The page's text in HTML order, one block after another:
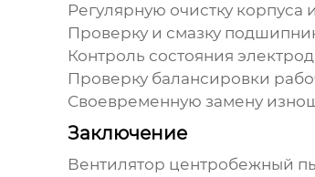
Регулярную очистку корпуса
Проверку и смазку
Контроль состояния
Проверку балансировки
Своевременную замену
Заключение
Вентилятор центробежный